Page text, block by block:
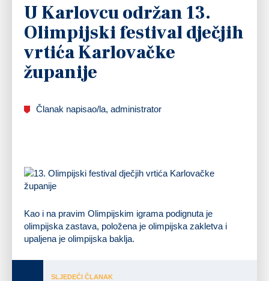
U Karlovcu održan 13.
Olimpijski festival dječjih
vrtića Karlovačke
županije
Članak napisao/la, administrator
Kao i na pravim Olimpijskim igrama podignuta je
olimpijska zastava, položena je olimpijska zakletva i
upaljena je olimpijska baklja.
SLJEDEĆI ČLANAK